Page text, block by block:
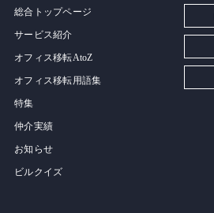
総合トップページ
サービス紹介
オフィス移転AtoZ
オフィス移転用語集
特集
仲介実績
お知らせ
ビルクイズ